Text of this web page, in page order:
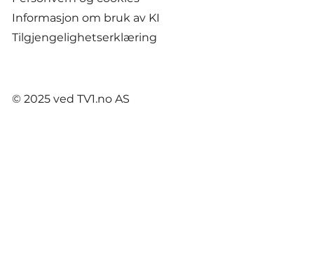
Informasjon om bruk av KI
Tilgjengelighetserklæring
© 2025 ved TV1.no AS